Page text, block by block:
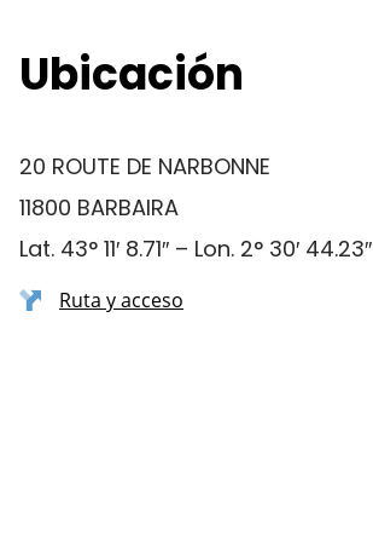
Ubicación
20 ROUTE DE NARBONNE
11800 BARBAIRA
Lat. 43° 11′ 8.71″ – Lon. 2° 30′ 44.23″
Ruta y acceso